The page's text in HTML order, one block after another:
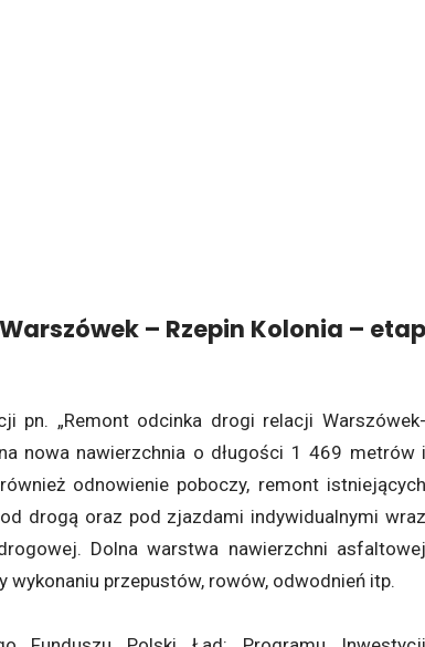
– Rzepin Kolonia – etap
pn. „Remont odcinka drogi relacji Warszówek-
nowa nawierzchnia o długości 1 469 metrów i
odnowienie poboczy, remont istniejących
drogą oraz pod zjazdami indywidualnymi wraz
Dolna warstwa nawierzchni asfaltowej
wykonaniu przepustów, rowów, odwodnień itp.